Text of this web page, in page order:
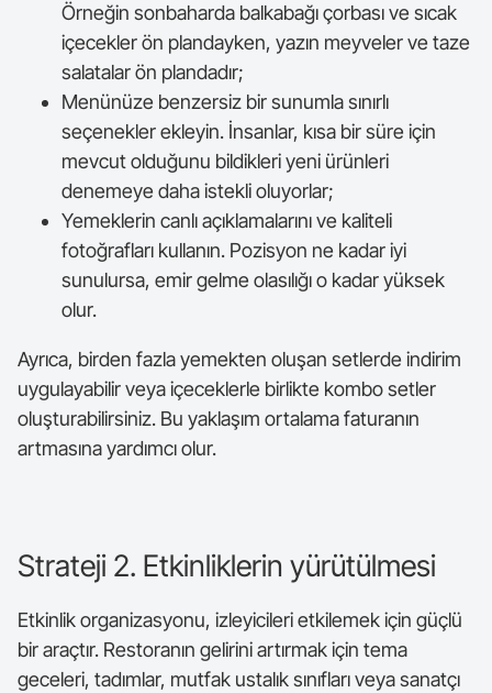
Örneğin sonbaharda balkabağı çorbası ve sıcak
içecekler ön plandayken, yazın meyveler ve taze
salatalar ön plandadır;
Menünüze benzersiz bir sunumla sınırlı
seçenekler ekleyin. İnsanlar, kısa bir süre için
mevcut olduğunu bildikleri yeni ürünleri
denemeye daha istekli oluyorlar;
Yemeklerin canlı açıklamalarını ve kaliteli
fotoğrafları kullanın. Pozisyon ne kadar iyi
sunulursa, emir gelme olasılığı o kadar yüksek
olur.
Ayrıca, birden fazla yemekten oluşan setlerde indirim
uygulayabilir veya içeceklerle birlikte kombo setler
oluşturabilirsiniz. Bu yaklaşım ortalama faturanın
artmasına yardımcı olur.
Strateji 2. Etkinliklerin yürütülmesi
Etkinlik organizasyonu, izleyicileri etkilemek için güçlü
bir araçtır. Restoranın gelirini artırmak için tema
geceleri, tadımlar, mutfak ustalık sınıfları veya sanatçı